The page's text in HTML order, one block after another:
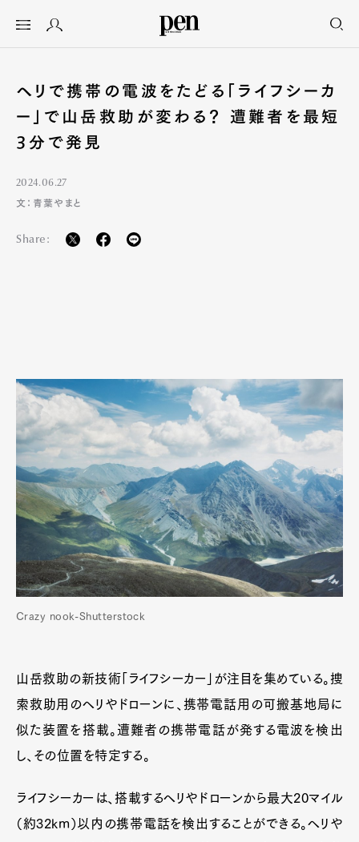
ヘリで携帯の電波をたどる「ライフシーカ
ー」で山岳救助が変わる？ 遭難者を最短
3分で発見
2024.06.27
文：青葉やまと
Share:
Crazy nook-Shutterstock
山岳救助の新技術「ライフシーカー」が注目を集めている。捜
索救助用のヘリやドローンに、携帯電話用の可搬基地局に
似た装置を搭載。遭難者の携帯電話が発する電波を検出
し、その位置を特定する。
ライフシーカーは、搭載するヘリやドローンから最大20マイル
（約32km）以内の携帯電話を検出することができる。ヘリや